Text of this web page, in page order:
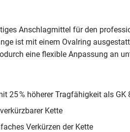
Anschlagmittel für den
ist mit einem Ovalring
eine flexible Anpassung an
25 % höherer Tragfähigkeit als GK
Kette
Verkürzen der Kette